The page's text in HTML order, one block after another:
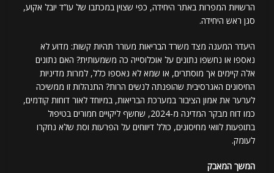
הרשויות המפרות באתר היחידה, כפי שצוין במכתבו של עו”ד יובל אקוע,
סגן ראש היחידה.
היעדר המענה מצד משרד הבריאות מעורר תהיות קשות: מדוע לא
נאספו או נחשפו נתונים על אוכלוסייה כה משמעותית? האם נתונים
אלה קיימים אך מוסתרים, או שמא לא נאספו כלל, למרות מדיניות
החיסונים האגרסיבית שהופנתה לנשים הרות? התנהלות זו ממשיכה
לערער את אמון הציבור במערכת הבריאות, במיוחד לאור דוחות קודמים,
כמו דוח מבקר המדינה מ-2024, שחשף ליקויים חמורים בטיפול
בתופעות לוואי מחיסונים, כולל דיווחים על הפרעות וסת שלא נחקרו
לעומק.
המשך המאבק